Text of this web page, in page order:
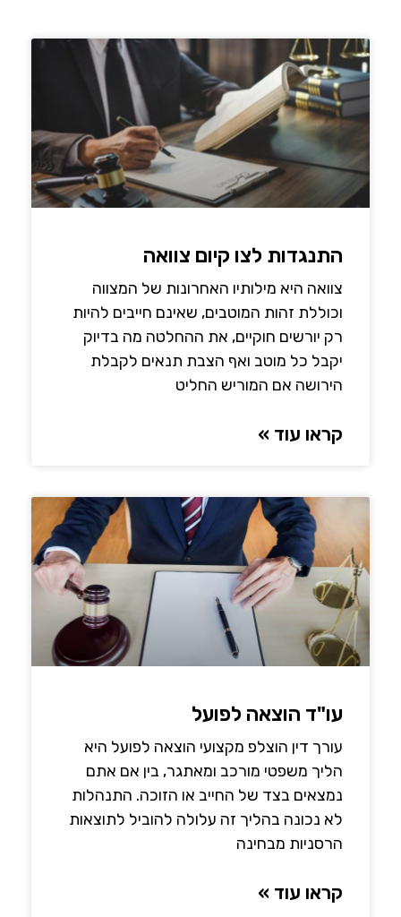
התנגדות לצו קיום צוואה
צוואה היא מילותיו האחרונות של המצווה
וכוללת זהות המוטבים, שאינם חייבים להיות
רק יורשים חוקיים, את ההחלטה מה בדיוק
יקבל כל מוטב ואף הצבת תנאים לקבלת
הירושה אם המוריש החליט
קראו עוד »
עו"ד הוצאה לפועל
עורך דין הוצלפ מקצועי הוצאה לפועל היא
הליך משפטי מורכב ומאתגר, בין אם אתם
נמצאים בצד של החייב או הזוכה. התנהלות
לא נכונה בהליך זה עלולה להוביל לתוצאות
הרסניות מבחינה
קראו עוד »